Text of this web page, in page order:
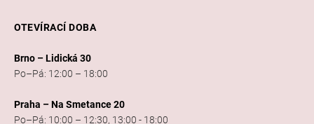
OTEVÍRACÍ DOBA
Brno – Lidická 30
Po–Pá: 12:00 – 18:00
Praha – Na Smetance 20
Po–Pá: 10:00 – 12:30, 13:00 - 18:00